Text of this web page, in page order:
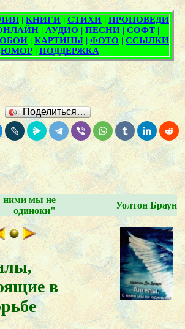
Поделиться…
мы не
одиноки"
Уолтон Браун
в